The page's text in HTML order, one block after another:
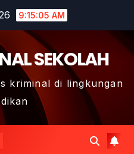
9:15:06 AM
SEKOLAH
kriminal di lingkungan